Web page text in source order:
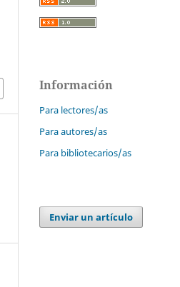
Información
Para lectores/as
Para autores/as
Para bibliotecarios/as
Enviar un artículo